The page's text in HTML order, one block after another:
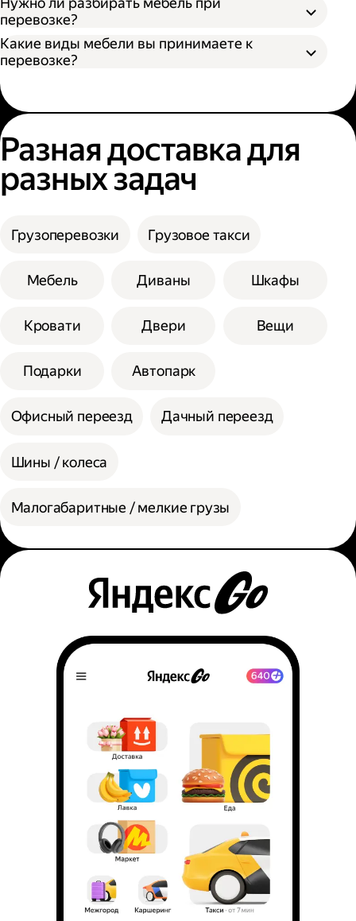
другой надежный материал;
Упаковать неразборную мебель в картон
или поролон.
перевозке?
Какие виды мебели вы принимаете к
перевозке?
Разная доставка для
разных задач
Грузоперевозки Грузовое такси
Мебель Диваны Шкафы
Кровати Двери Вещи
Подарки Автопарк
Офисный переезд Дачный переезд
Шины / колеса
Малогабаритные / мелкие грузы